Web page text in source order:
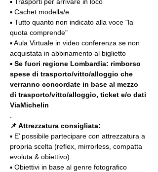
▪️ Cachet modella/e
▪️ Tutto quanto non indicato alla voce "la
quota comprende"
▪️ Aula Virtuale in video conferenza se non
acquistata in abbinamento al biglietto
▪️ Se fuori regione Lombardia: rimborso
spese di trasporto/vitto/alloggio che
verranno concordate in base al mezzo
di trasporto/vitto/alloggio, ticket e/o dati
ViaMichelin
📌 Attrezzatura consigliata:
▪️ E’ possibile partecipare con attrezzatura a
propria scelta (reflex, mirrorless, compatta
evoluta & obiettivo).
▪️ Obiettivi in base al genre fotografico